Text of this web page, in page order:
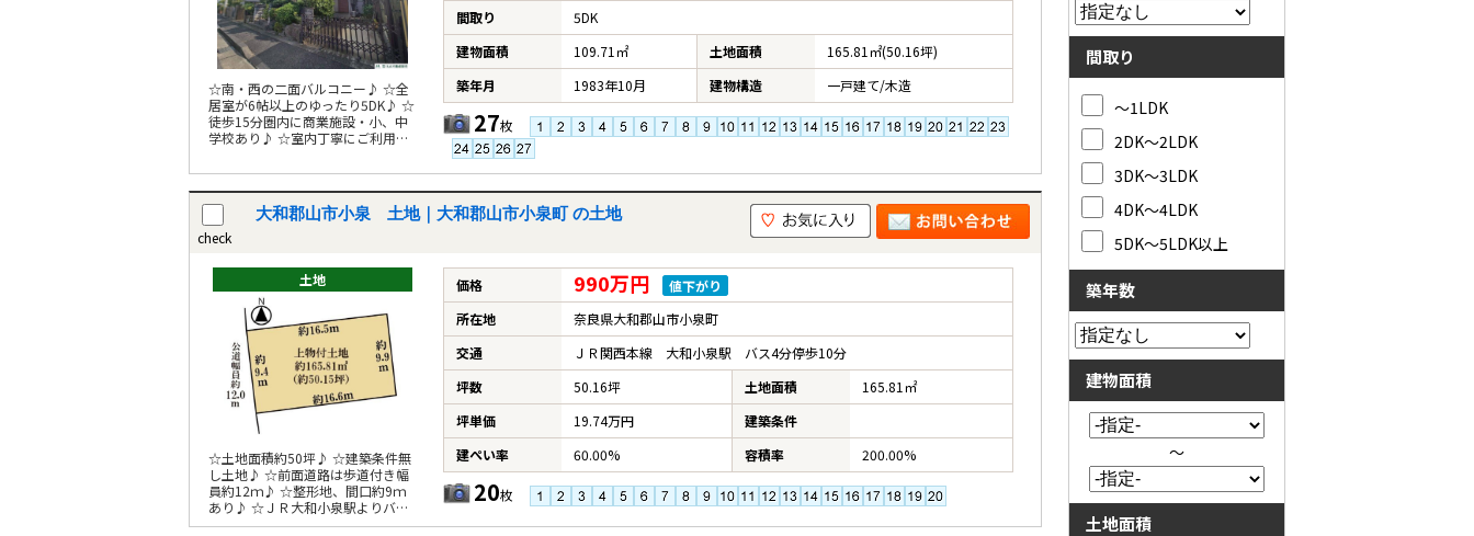
☆南・西の二面バルコニー♪ ☆全
居室が6帖以上のゆったり5DK♪ ☆
徒歩15分圏内に商業施設・小、中
学校あり♪ ☆室内丁寧にご利用さ
間取り
5DK
建物面積
109.71㎡ 土地面積
165.81㎡(50.16坪)
築年月
1983年10月 建物構造 一戸建て/木造
27枚
check
大和郡山市小泉 土地｜大和郡山市小泉町 の土地
土地
☆土地面積約50坪♪ ☆建築条件無
し土地♪ ☆前面道路は歩道付き幅
員約12ｍ♪ ☆整形地、間口約9ｍ
あり♪ ☆ＪＲ大和小泉駅よりバス
アクセス可能♪
価格 990万円
値下がり
所在地
奈良県大和郡山市小泉町
交通
ＪＲ関西本線 大和小泉駅 バス4分停歩10分
坪数
50.16坪 土地面積
165.81㎡
坪単価
19.74万円
建築条件
建ぺい率
60.00% 容積率 200.00%
20枚
間取り
～1LDK
2DK～2LDK
3DK～3LDK
4DK～4LDK
5DK～5LDK以上
築年数
建物面積
～
土地面積